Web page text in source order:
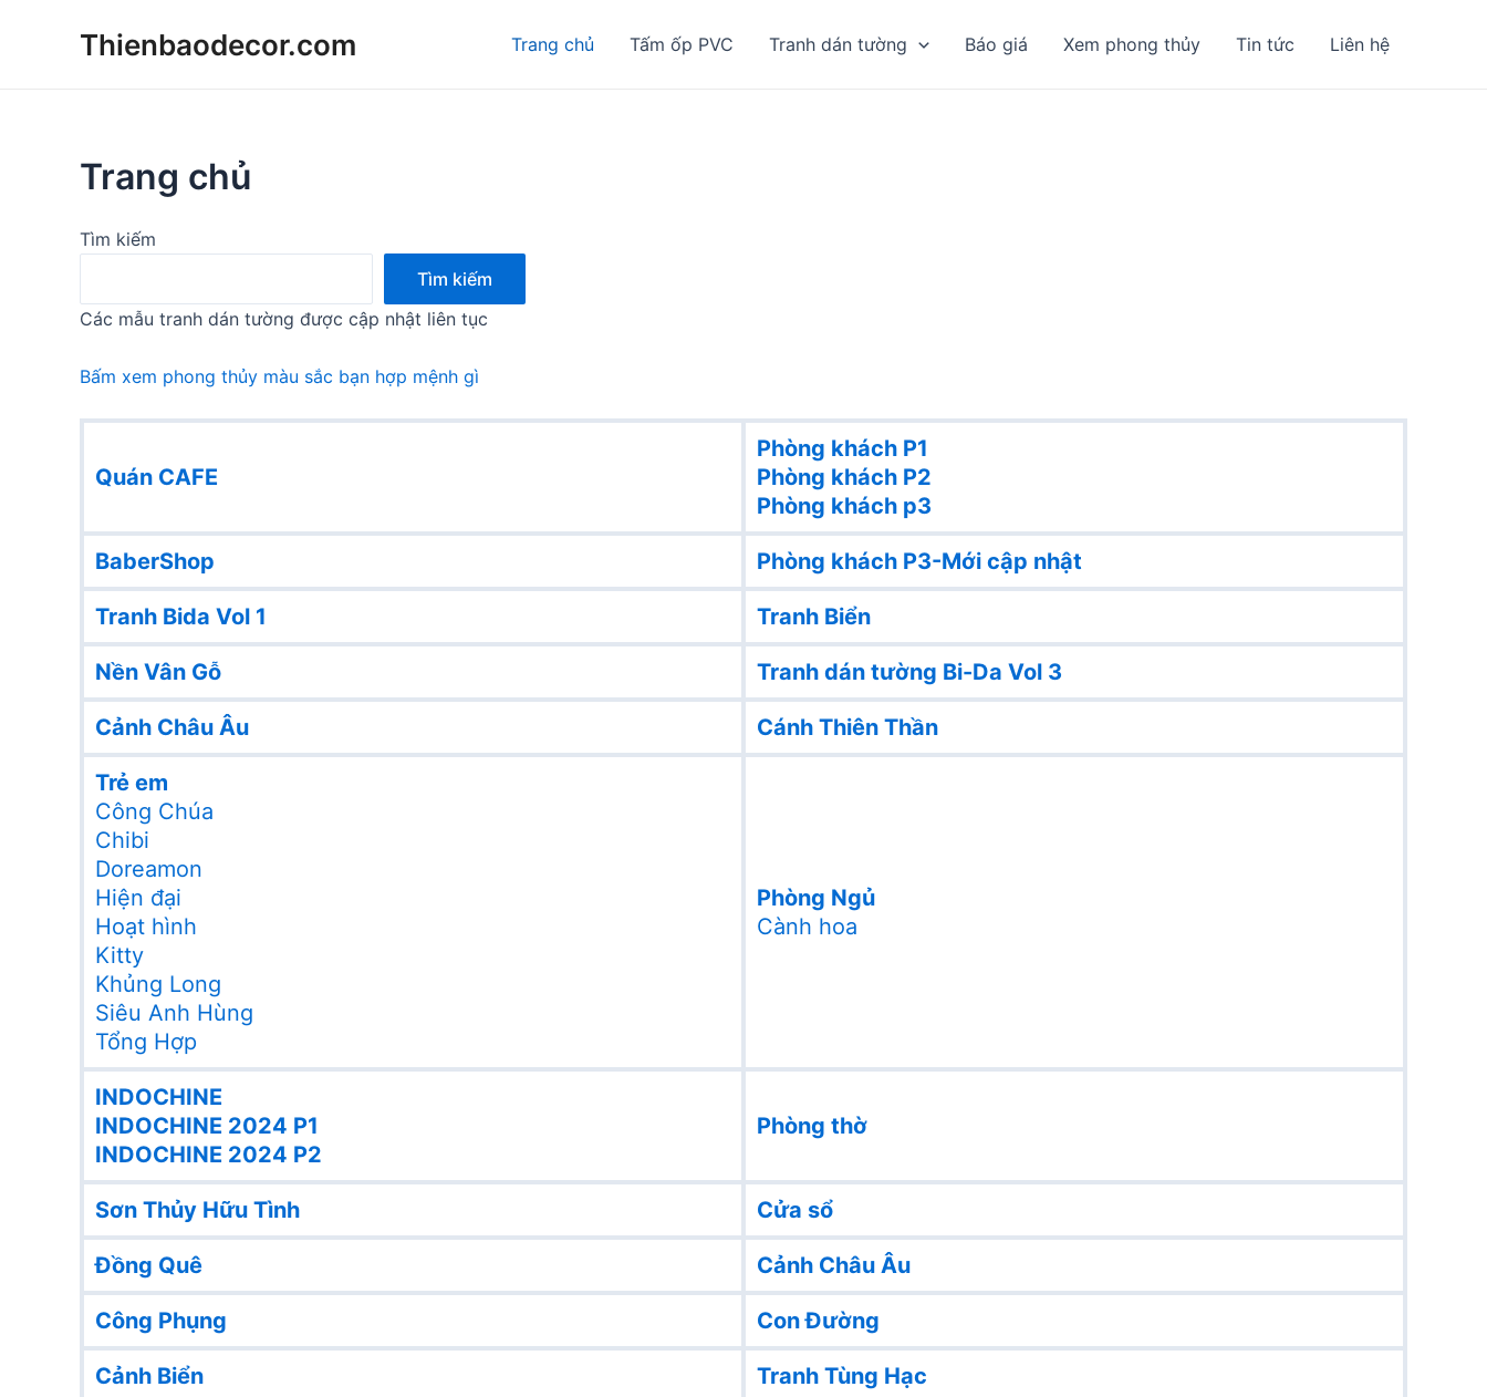
Thienbaodecor.com Trang chủ Tấm ốp PVC Tranh dán tường Báo giá Xem phong thủy Tin tức Liên hệ
Trang chủ
Tìm kiếm
Tìm kiếm
Các mẫu tranh dán tường được cập nhật liên tục
Bấm xem phong thủy màu sắc bạn hợp mệnh gì
Quán CAFE
Phòng khách P1
Phòng khách P2
Phòng khách p3
BaberShop Phòng khách P3-Mới cập nhật
Tranh Bida Vol 1 Tranh Biển
Nền Vân Gỗ Tranh dán tường Bi-Da Vol 3
Cảnh Châu Âu Cánh Thiên Thần
Trẻ em
Công Chúa
Chibi
Doreamon
Hiện đại
Hoạt hình
Kitty
Khủng Long
Siêu Anh Hùng
Tổng Hợp
Phòng Ngủ
Cành hoa
INDOCHINE
INDOCHINE 2024 P1
INDOCHINE 2024 P2
Phòng thờ
Sơn Thủy Hữu Tình Cửa sổ
Đồng Quê Cảnh Châu Âu
Công Phụng Con Đường
Cảnh Biển Tranh Tùng Hạc